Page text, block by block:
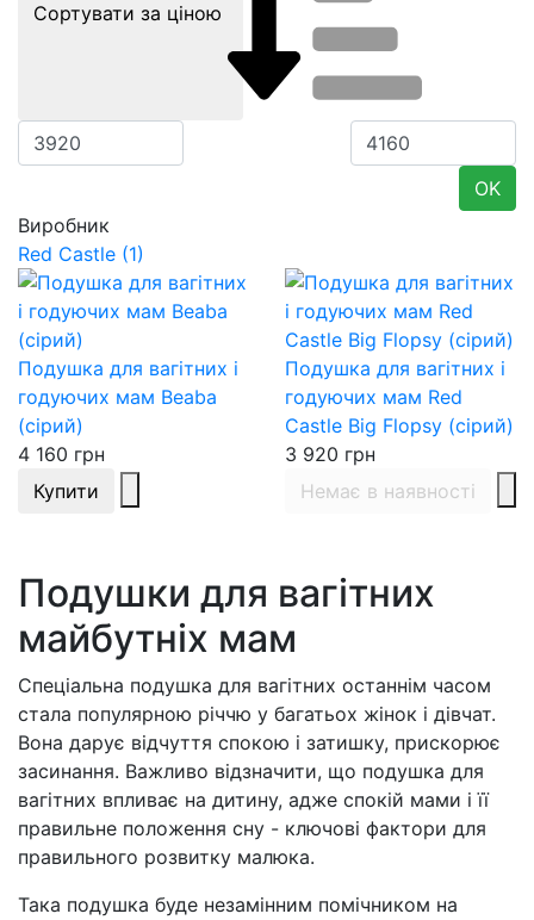
Сортувати за ціною
OK
Виробник
Red Castle (1)
Подушка для вагітних і
годуючих мам Beaba
(сірий)
4 160 грн
Купити
Подушка для вагітних і
годуючих мам Red
Castle Big Flopsy (сірий)
3 920 грн
Немає в наявності
Подушки для вагітних
майбутніх мам
Спеціальна подушка для вагітних останнім часом
стала популярною річчю у багатьох жінок і дівчат.
Вона дарує відчуття спокою і затишку, прискорює
засинання. Важливо відзначити, що подушка для
вагітних впливає на дитину, адже спокій мами і її
правильне положення сну - ключові фактори для
правильного розвитку малюка.
Така подушка буде незамінним помічником на